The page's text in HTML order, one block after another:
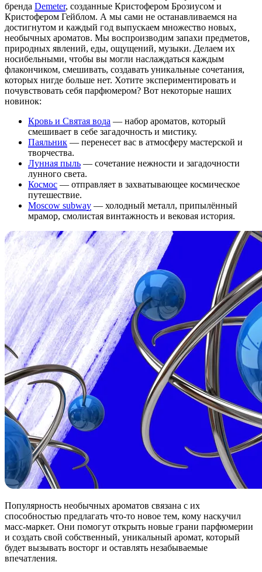
бренда Demeter, созданные Кристофером Брозиусом и
Кристофером Гейблом. А мы сами не останавливаемся на
достигнутом и каждый год выпускаем множество новых,
необычных ароматов. Мы воспроизводим запахи предметов,
природных явлений, еды, ощущений, музыки. Делаем их
носибельными, чтобы вы могли наслаждаться каждым
флакончиком, смешивать, создавать уникальные сочетания,
которых нигде больше нет. Хотите экспериментировать и
почувствовать себя парфюмером? Вот некоторые наших
новинок:
Кровь и Святая вода — набор ароматов, который
смешивает в себе загадочность и мистику.
Паяльник — перенесет вас в атмосферу мастерской и
творчества.
Лунная пыль — сочетание нежности и загадочности
лунного света.
Космос — отправляет в захватывающее космическое
путешествие.
Moscow subway — холодный металл, припылённый
мрамор, смолистая винтажность и вековая история.
Популярность необычных ароматов связана с их
способностью предлагать что-то новое тем, кому наскучил
масс-маркет. Они помогут открыть новые грани парфюмерии
и создать свой собственный, уникальный аромат, который
будет вызывать восторг и оставлять незабываемые
впечатления.